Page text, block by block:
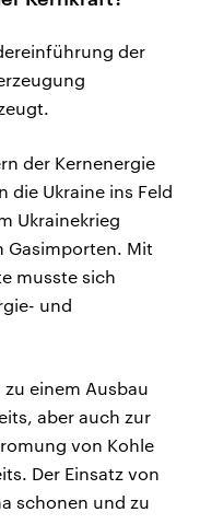
der
der Kernenergie
die Ukraine ins Feld
Ukrainekrieg
Gasimporten. Mit
musste sich
und
einem Ausbau
aber auch zur
von Kohle
Der Einsatz von
schonen und zu